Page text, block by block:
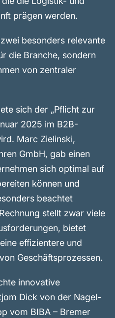
prägen werden.
besonders relevante
die Branche, sondern
von zentraler
sich der „Pflicht zur
2025 im B2B-
Marc Zielinski,
GmbH, gab einen
sich optimal auf
können und
beachtet
stellt zwar viele
bietet
effizientere und
Geschäftsprozessen.
innovative
Dick von der Nagel-
vom BIBA – Bremer